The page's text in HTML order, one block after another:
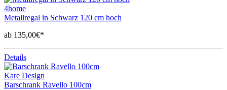
4home
Metallregal in Schwarz 120 cm hoch
ab 135,00€*
Details
Kare Design
Barschrank Ravello 100cm